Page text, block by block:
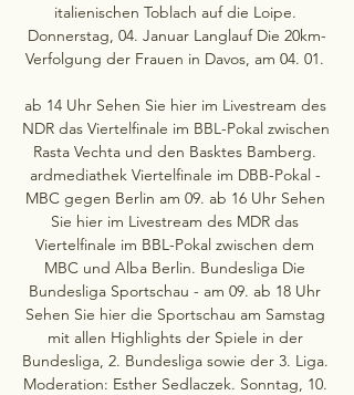
italienischen Toblach auf die Loipe.
Donnerstag, 04. Januar Langlauf Die 20km-
Verfolgung der Frauen in Davos, am 04. 01.
ab 14 Uhr Sehen Sie hier im Livestream des
NDR das Viertelfinale im BBL-Pokal zwischen
Rasta Vechta und den Basktes Bamberg.
ardmediathek Viertelfinale im DBB-Pokal -
MBC gegen Berlin am 09. ab 16 Uhr Sehen
Sie hier im Livestream des MDR das
Viertelfinale im BBL-Pokal zwischen dem
MBC und Alba Berlin. Bundesliga Die
Bundesliga Sportschau - am 09. ab 18 Uhr
Sehen Sie hier die Sportschau am Samstag
mit allen Highlights der Spiele in der
Bundesliga, 2. Bundesliga sowie der 3. Liga.
Moderation: Esther Sedlaczek. Sonntag, 10.